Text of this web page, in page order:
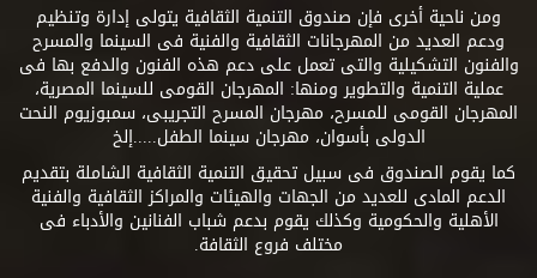
ومن ناحية أخرى فإن صندوق التنمية الثقافية يتولى إدارة وتنظيم
ودعم العديد من المهرجانات الثقافية والفنية فى السينما والمسرح
والفنون التشكيلية والتى تعمل على دعم هذه الفنون والدفع بها فى
عملية التنمية والتطوير ومنها: المهرجان القومى للسينما المصرية،
المهرجان القومى للمسرح، مهرجان المسرح التجريبى، سمبوزيوم النحت
الدولى بأسوان، مهرجان سينما الطفل.....إلخ
كما يقوم الصندوق فى سبيل تحقيق التنمية الثقافية الشاملة بتقديم
الدعم المادى للعديد من الجهات والهيئات والمراكز الثقافية والفنية
الأهلية والحكومية وكذلك يقوم بدعم شباب الفنانين والأدباء فى
مختلف فروع الثقافة.